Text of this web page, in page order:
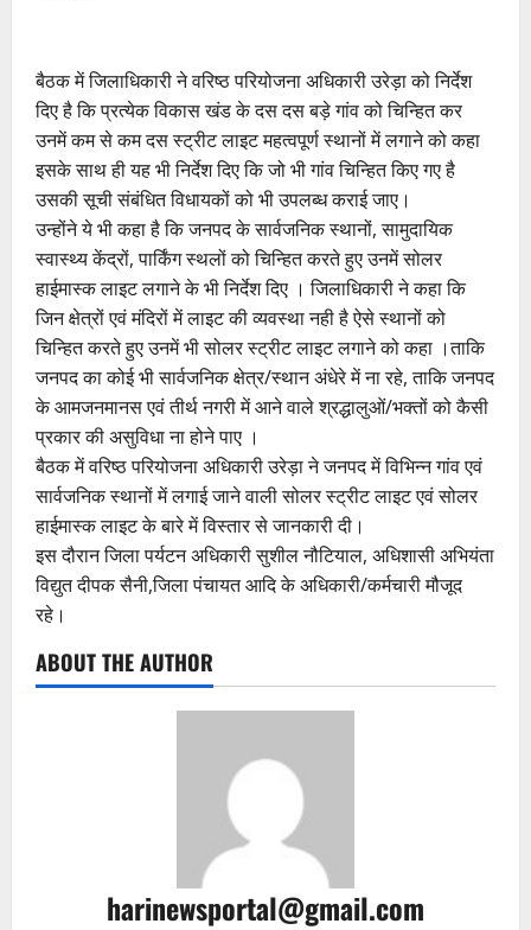
बैठक में जिलाधिकारी ने वरिष्ठ परियोजना अधिकारी उरेड़ा को निर्देश
दिए है कि प्रत्येक विकास खंड के दस दस बड़े गांव को चिन्हित कर
उनमें कम से कम दस स्ट्रीट लाइट महत्वपूर्ण स्थानों में लगाने को कहा
इसके साथ ही यह भी निर्देश दिए कि जो भी गांव चिन्हित किए गए है
उसकी सूची संबंधित विधायकों को भी उपलब्ध कराई जाए।
उन्होंने ये भी कहा है कि जनपद के सार्वजनिक स्थानों, सामुदायिक
स्वास्थ्य केंद्रों, पार्किंग स्थलों को चिन्हित करते हुए उनमें सोलर
हाईमास्क लाइट लगाने के भी निर्देश दिए । जिलाधिकारी ने कहा कि
जिन क्षेत्रों एवं मंदिरों में लाइट की व्यवस्था नही है ऐसे स्थानों को
चिन्हित करते हुए उनमें भी सोलर स्ट्रीट लाइट लगाने को कहा ।ताकि
जनपद का कोई भी सार्वजनिक क्षेत्र/स्थान अंधेरे में ना रहे, ताकि जनपद
के आमजनमानस एवं तीर्थ नगरी में आने वाले श्रद्धालुओं/भक्तों को कैसी
प्रकार की असुविधा ना होने पाए ।
बैठक में वरिष्ठ परियोजना अधिकारी उरेड़ा ने जनपद में विभिन्न गांव एवं
सार्वजनिक स्थानों में लगाई जाने वाली सोलर स्ट्रीट लाइट एवं सोलर
हाईमास्क लाइट के बारे में विस्तार से जानकारी दी।
इस दौरान जिला पर्यटन अधिकारी सुशील नौटियाल, अधिशासी अभियंता
विद्युत दीपक सैनी,जिला पंचायत आदि के अधिकारी/कर्मचारी मौजूद
रहे।
ABOUT THE AUTHOR
harinewsportal@gmail.com